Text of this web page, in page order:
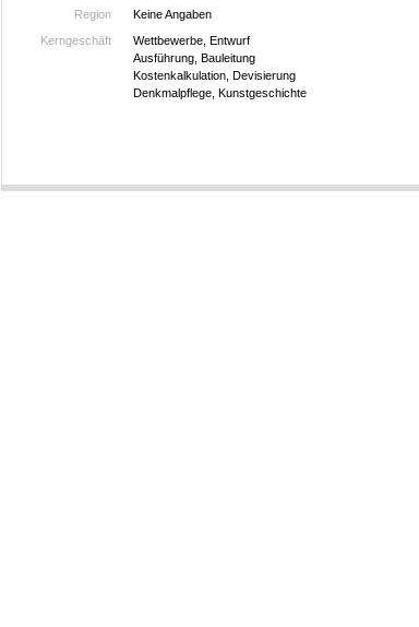
Region
Keine Angaben
Kerngeschäft
Wettbewerbe, Entwurf
Ausführung, Bauleitung
Kostenkalkulation, Devisierung
Denkmalpflege, Kunstgeschichte